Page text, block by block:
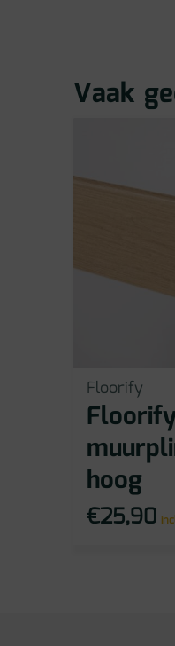
Vaak
Floorify
hoog
€25,90